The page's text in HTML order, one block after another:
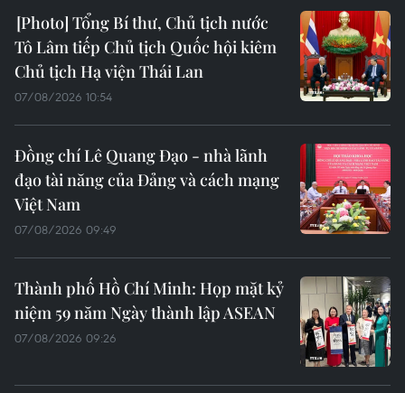
Tổng Bí thư, Chủ tịch nước
Tô Lâm tiếp Chủ tịch Quốc hội kiêm
Chủ tịch Hạ viện Thái Lan
07/08/2026 10:54
Đồng chí Lê Quang Đạo - nhà lãnh
đạo tài năng của Đảng và cách mạng
Việt Nam
07/08/2026 09:49
Thành phố Hồ Chí Minh: Họp mặt kỷ
niệm 59 năm Ngày thành lập ASEAN
07/08/2026 09:26